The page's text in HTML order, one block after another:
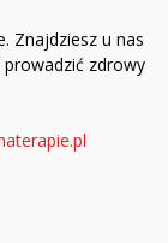
Znajdziesz u nas
zdrowy